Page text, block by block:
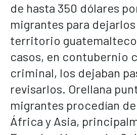
de hasta 350 dólares
migrantes para
territorio
casos, en contubernio
criminal, los dejaban
revisarlos. Orellana
migrantes procedían
África y Asia,